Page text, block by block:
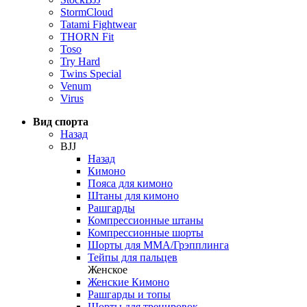
StormCloud
Tatami Fightwear
THORN Fit
Toso
Try Hard
Twins Special
Venum
Virus
Вид спорта
Назад
BJJ
Назад
Кимоно
Пояса для кимоно
Штаны для кимоно
Рашгарды
Компрессионные штаны
Компрессионные шорты
Шорты для ММА/Грэпплинга
Тейпы для пальцев
Женское
Женские Кимоно
Рашгарды и топы